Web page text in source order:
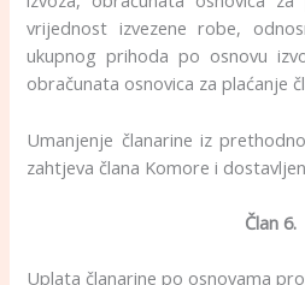
vrijednost izvezene robe,
ukupnog prihoda po osnovu
obračunata osnovica za plaćanje
Umanjenje članarine iz
zahtjeva člana Komore i
Član 6.
Uplata članarine po osnovama